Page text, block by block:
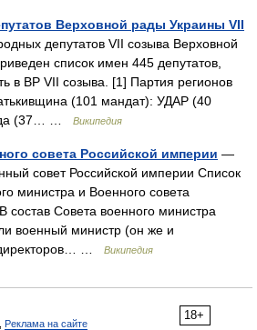
Верховной рады Украины VII
депутатов VII созыва Верховной
список имен 445 депутатов,
в ВР VII созыва. [1] Партия регионов
(101 мандат): УДАР (40
(37… …
Википедия
совета Российской империи —
совет Российской империи Список
министра и Военного совета
состав Совета военного министра
военный министр (он же и
…
Википедия
18+
Реклама на сайте